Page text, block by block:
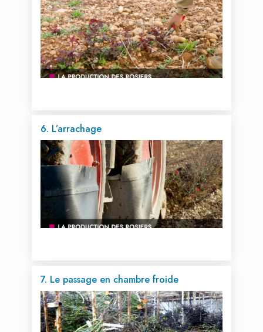
Voir cette vidéo...
6. L’arrachage
Voir cette vidéo...
7. Le passage en chambre froide